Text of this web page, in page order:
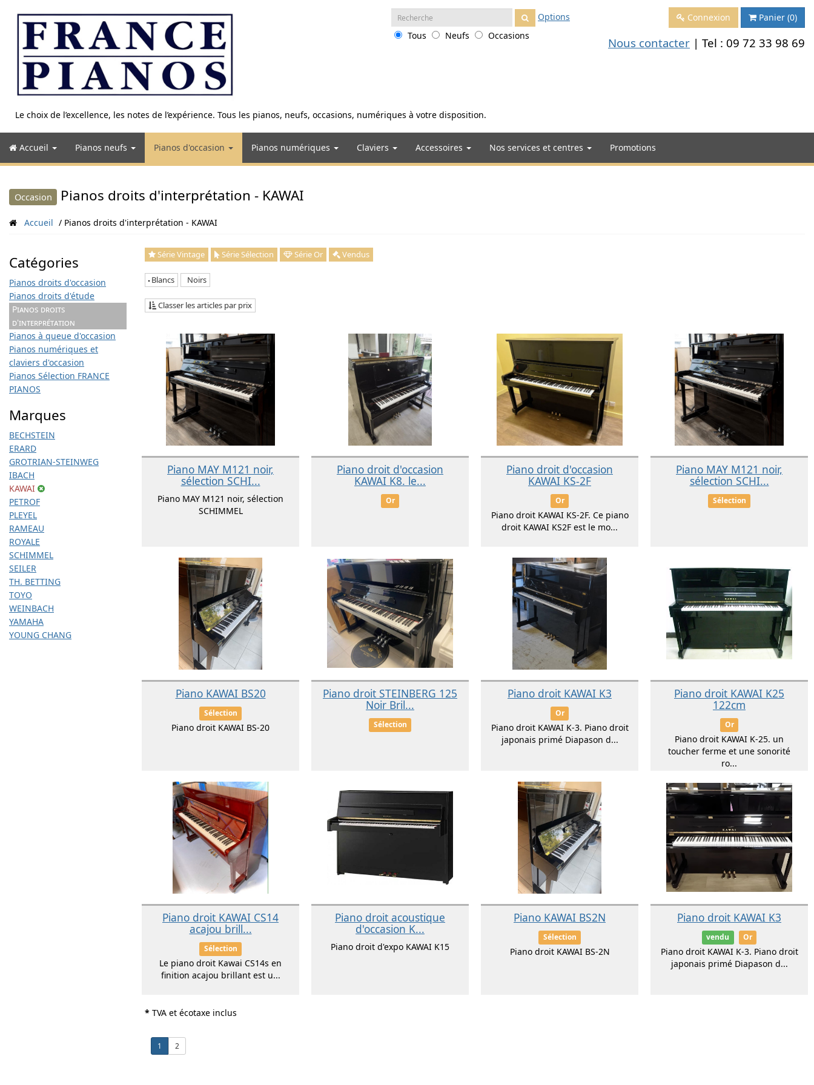
contenu
Le choix de l’excellence, les notes de l’expérience. Tous les pianos, neufs, occasions, numériques à votre disposition.
Recherche
:
Options
Tous
Neufs Occasions
Connexion Panier (0)
Nous contacter | Tel : 09 72 33 98 69
Accueil Pianos neufs Pianos d'occasion Pianos numériques Claviers Accessoires Nos services et centres Promotions
Occasion Pianos droits d'interprétation - KAWAI
Accueil Pianos droits d'interprétation - KAWAI
Catégories
Pianos droits d'occasion
Pianos droits d'étude
Pianos droits
d'interprétation
Pianos à queue d'occasion
Pianos numériques et
claviers d'occasion
Pianos Sélection FRANCE
PIANOS
Marques
BECHSTEIN
ERARD
GROTRIAN-STEINWEG
IBACH
KAWAI
PETROF
PLEYEL
RAMEAU
ROYALE
SCHIMMEL
SEILER
TH. BETTING
TOYO
WEINBACH
YAMAHA
YOUNG CHANG
Série Vintage Série Sélection Série Or Vendus
Blancs Noirs
Classer les articles par prix
Piano MAY M121 noir,
sélection SCHI...
Piano MAY M121 noir, sélection
SCHIMMEL
Piano droit d'occasion
KAWAI K8. le...
Or
Piano droit d'occasion
KAWAI KS-2F
Or
Piano droit KAWAI KS-2F. Ce piano
droit KAWAI KS2F est le mo...
Piano MAY M121 noir,
sélection SCHI...
Sélection
Piano KAWAI BS20
Sélection
Piano droit KAWAI BS-20
Piano droit STEINBERG 125
Noir Bril...
Sélection
Piano droit KAWAI K3
Or
Piano droit KAWAI K-3. Piano droit
japonais primé Diapason d...
Piano droit KAWAI K25
122cm
Or
Piano droit KAWAI K-25. un
toucher ferme et une sonorité
ro...
Piano droit KAWAI CS14
acajou brill...
Sélection
Le piano droit Kawai CS14s en
finition acajou brillant est u...
Piano droit acoustique
d'occasion K...
Piano droit d'expo KAWAI K15
Piano KAWAI BS2N
Sélection
Piano droit KAWAI BS-2N
Piano droit KAWAI K3
vendu Or
Piano droit KAWAI K-3. Piano droit
japonais primé Diapason d...
* TVA et écotaxe inclus
1 2